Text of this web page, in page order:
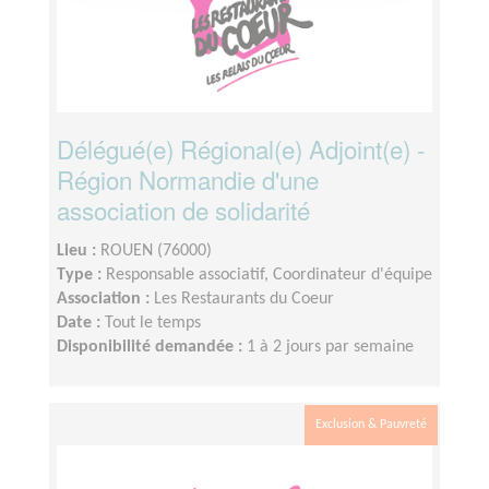
Délégué(e) Régional(e) Adjoint(e) -
Région Normandie d'une
association de solidarité
Lieu : ROUEN (76000)
Type : Responsable associatif, Coordinateur d'équipe
Association : Les Restaurants du Coeur
Date :
Tout le temps
Disponibilité demandée : 1 à 2 jours par semaine
Exclusion & Pauvreté